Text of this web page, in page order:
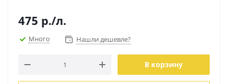
475 р./л.
Много Нашли дешевле?
В корзину